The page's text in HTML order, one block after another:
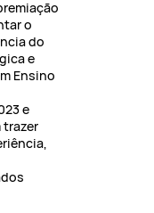
o
do
e
Ensino
e
trazer